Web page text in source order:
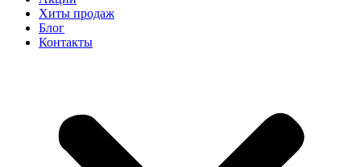
Хиты продаж
Блог
Контакты